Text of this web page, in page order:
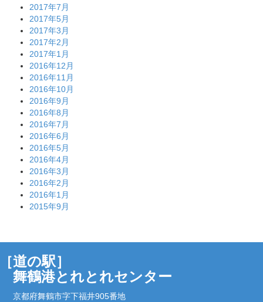
2017年7月
2017年5月
2017年3月
2017年2月
2017年1月
2016年12月
2016年11月
2016年10月
2016年9月
2016年8月
2016年7月
2016年6月
2016年5月
2016年4月
2016年3月
2016年2月
2016年1月
2015年9月
道の駅］
舞鶴港とれとれセンター
京都府舞鶴市字下福井905番地